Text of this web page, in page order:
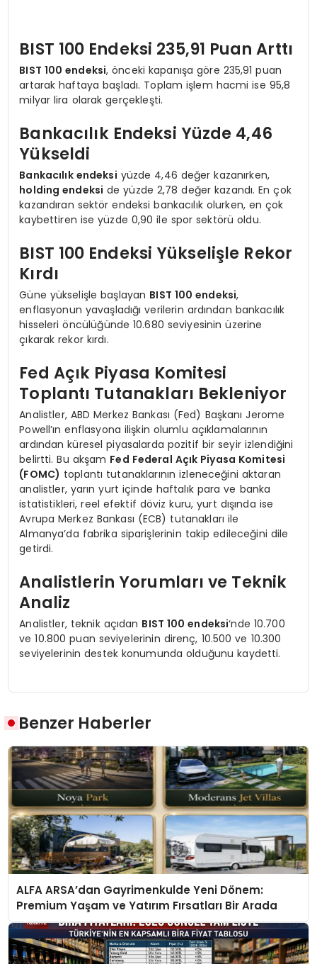
BIST 100 Endeksi 235,91 Puan Arttı
BIST 100 endeksi, önceki kapanışa göre 235,91 puan
artarak haftaya başladı. Toplam işlem hacmi ise 95,8
milyar lira olarak gerçekleşti.
Bankacılık Endeksi Yüzde 4,46
Yükseldi
Bankacılık endeksi yüzde 4,46 değer kazanırken,
holding endeksi de yüzde 2,78 değer kazandı. En çok
kazandıran sektör endeksi bankacılık olurken, en çok
kaybettiren ise yüzde 0,90 ile spor sektörü oldu.
BIST 100 Endeksi Yükselişle Rekor
Kırdı
Güne yükselişle başlayan BIST 100 endeksi,
enflasyonun yavaşladığı verilerin ardından bankacılık
hisseleri öncülüğünde 10.680 seviyesinin üzerine
çıkarak rekor kırdı.
Fed Açık Piyasa Komitesi
Toplantı Tutanakları Bekleniyor
Analistler, ABD Merkez Bankası (Fed) Başkanı Jerome
Powell’ın enflasyona ilişkin olumlu açıklamalarının
ardından küresel piyasalarda pozitif bir seyir izlendiğini
belirtti. Bu akşam Fed Federal Açık Piyasa Komitesi
(FOMC) toplantı tutanaklarının izleneceğini aktaran
analistler, yarın yurt içinde haftalık para ve banka
istatistikleri, reel efektif döviz kuru, yurt dışında ise
Avrupa Merkez Bankası (ECB) tutanakları ile
Almanya’da fabrika siparişlerinin takip edileceğini dile
getirdi.
Analistlerin Yorumları ve Teknik
Analiz
Analistler, teknik açıdan BIST 100 endeksi‘nde 10.700
ve 10.800 puan seviyelerinin direnç, 10.500 ve 10.300
seviyelerinin destek konumunda olduğunu kaydetti.
Benzer Haberler
ALFA ARSA’dan Gayrimenkulde Yeni Dönem:
Premium Yaşam ve Yatırım Fırsatları Bir Arada